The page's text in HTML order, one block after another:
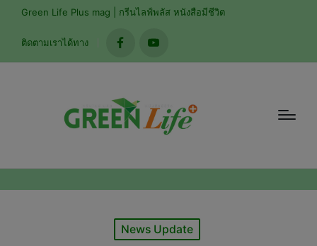
Green Life Plus mag | กรีนไลฟ์พลัส หนังสือมีชีวิต
ติดตามเราได้ทาง
facebookyoutube
Posted
News Update
modal-check